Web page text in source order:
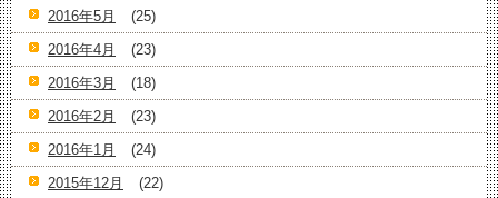
2016年5月
(25)
2016年4月
(23)
2016年3月
(18)
2016年2月
(23)
2016年1月
(24)
2015年12月
(22)